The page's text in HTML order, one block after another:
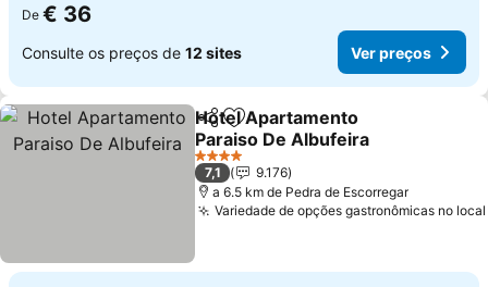
De € 36
Consulte os preços de 12 sites Ver preços
PartilharAdicionar aos favoritos
Hotel Apartamento
Paraiso De Albufeira
Ver preços
4 Estrelas
7,1
9.176
a 6.5 km de Pedra de Escorregar
Variedade de opções gastronômicas no local